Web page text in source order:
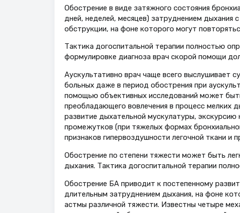
Обострение в виде затяжного состояния
дней, неделей, месяцев) затруднением
обструкции, на фоне которого могут
Тактика догоспитальной терапии полностью
формулировке диагноза врач скорой помощи
Аускультативно врач чаще всего выслушивает
больных даже в период обострения при
помощью объективных исследований может
преобладающего вовлечения в процесс мелких
развитие дыхательной мускулатуры,
промежутков (при тяжелых формах
признаков гипервоздушности легочной ткани и
Обострение по степени тяжести может быть
дыхания. Тактика догоспитальной терапии
Обострение БА приводит к постепенному
длительным затруднением дыхания, на фоне
астмы различной тяжести. Известны четыре